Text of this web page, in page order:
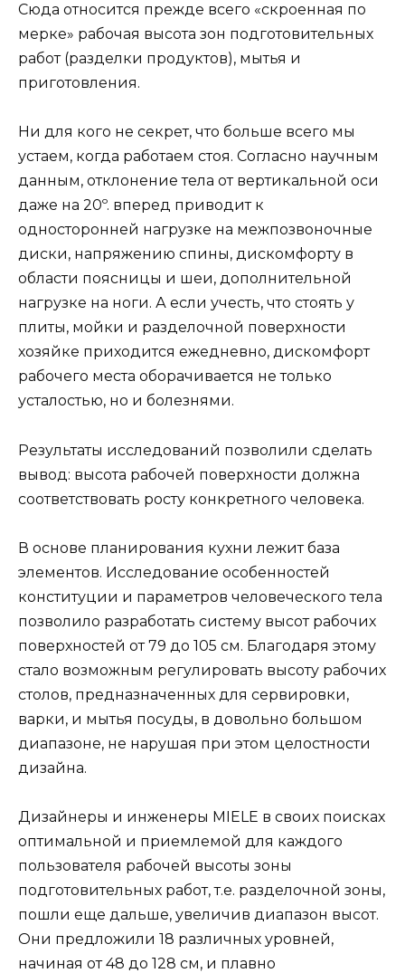
Сюда относится прежде всего «скроенная по
мерке» рабочая высота зон подготовительных
работ (разделки продуктов), мытья и
приготовления.
Ни для кого не секрет, что больше всего мы
устаем, когда работаем стоя. Согласно научным
данным, отклонение тела от вертикальной оси
даже на 20º. вперед приводит к
односторонней нагрузке на межпозвоночные
диски, напряжению спины, дискомфорту в
области поясницы и шеи, дополнительной
нагрузке на ноги. А если учесть, что стоять у
плиты, мойки и разделочной поверхности
хозяйке приходится ежедневно, дискомфорт
рабочего места оборачивается не только
усталостью, но и болезнями.
Результаты исследований позволили сделать
вывод: высота рабочей поверхности должна
соответствовать росту конкретного человека.
В основе планирования кухни лежит база
элементов. Исследование особенностей
конституции и параметров человеческого тела
позволило разработать систему высот рабочих
поверхностей от 79 до 105 см. Благодаря этому
стало возможным регулировать высоту рабочих
столов, предназначенных для сервировки,
варки, и мытья посуды, в довольно большом
диапазоне, не нарушая при этом целостности
дизайна.
Дизайнеры и инженеры MIELE в своих поисках
оптимальной и приемлемой для каждого
пользователя рабочей высоты зоны
подготовительных работ, т.е. разделочной зоны,
пошли еще дальше, увеличив диапазон высот.
Они предложили 18 различных уровней,
начиная от 48 до 128 см, и плавно